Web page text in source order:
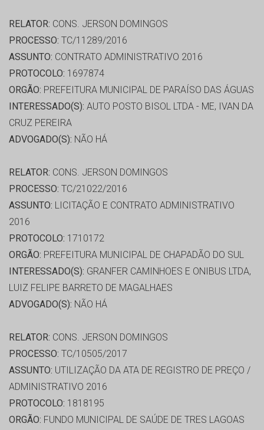
RELATOR: CONS. JERSON DOMINGOS
PROCESSO: TC/11289/2016
ASSUNTO: CONTRATO ADMINISTRATIVO 2016
PROTOCOLO: 1697874
ORGÃO: PREFEITURA MUNICIPAL DE PARAÍSO DAS ÁGUAS
INTERESSADO(S): AUTO POSTO BISOL LTDA - ME, IVAN DA
CRUZ PEREIRA
ADVOGADO(S): NÃO HÁ
RELATOR: CONS. JERSON DOMINGOS
PROCESSO: TC/21022/2016
ASSUNTO: LICITAÇÃO E CONTRATO ADMINISTRATIVO
2016
PROTOCOLO: 1710172
ORGÃO: PREFEITURA MUNICIPAL DE CHAPADÃO DO SUL
INTERESSADO(S): GRANFER CAMINHOES E ONIBUS LTDA,
LUIZ FELIPE BARRETO DE MAGALHAES
ADVOGADO(S): NÃO HÁ
RELATOR: CONS. JERSON DOMINGOS
PROCESSO: TC/10505/2017
ASSUNTO: UTILIZAÇÃO DA ATA DE REGISTRO DE PREÇO /
ADMINISTRATIVO 2016
PROTOCOLO: 1818195
ORGÃO: FUNDO MUNICIPAL DE SAÚDE DE TRES LAGOAS